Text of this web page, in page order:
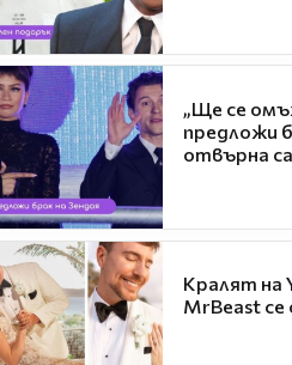
„Ще се
предложи
отвърна
Кралят на
MrBeast се